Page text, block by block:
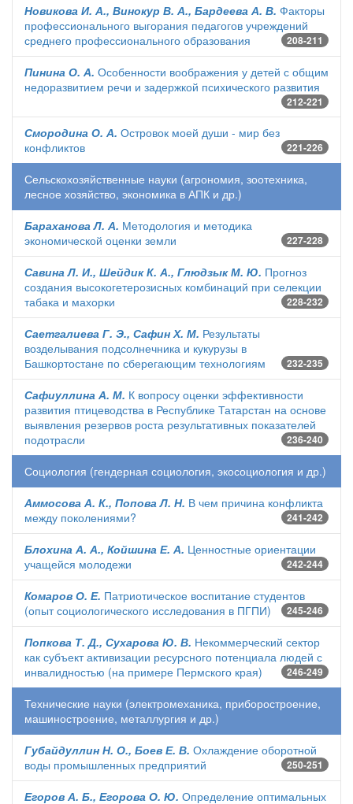
Новикова И. А., Винокур В. А., Бардеева А. В. Факторы
профессионального выгорания педагогов учреждений
среднего профессионального образования
208-211
Пинина О. А. Особенности воображения у детей с общим
недоразвитием речи и задержкой психического развития
212-221
Смородина О. А. Островок моей души - мир без
конфликтов
221-226
Сельскохозяйственные науки (агрономия, зоотехника,
лесное хозяйство, экономика в АПК и др.)
Бараханова Л. А. Методология и методика
экономической оценки земли
227-228
Савина Л. И., Шейдик К. А., Глюдзык М. Ю. Прогноз
создания высокогетерозисных комбинаций при селекции
табака и махорки
228-232
Саетгалиева Г. Э., Сафин Х. М. Результаты
возделывания подсолнечника и кукурузы в
Башкортостане по сберегающим технологиям
232-235
Сафиуллина А. М. К вопросу оценки эффективности
развития птицеводства в Республике Татарстан на основе
выявления резервов роста результативных показателей
подотрасли
236-240
Социология (гендерная социология, экосоциология и др.)
Аммосова А. К., Попова Л. Н. В чем причина конфликта
между поколениями?
241-242
Блохина А. А., Койшина Е. А. Ценностные ориентации
учащейся молодежи
242-244
Комаров О. Е. Патриотическое воспитание студентов
(опыт социологического исследования в ПГПИ)
245-246
Попкова Т. Д., Сухарова Ю. В. Некоммерческий сектор
как субъект активизации ресурсного потенциала людей с
инвалидностью (на примере Пермского края)
246-249
Технические науки (электромеханика, приборостроение,
машиностроение, металлургия и др.)
Губайдуллин Н. О., Боев Е. В. Охлаждение оборотной
воды промышленных предприятий
250-251
Егоров А. Б., Егорова О. Ю. Определение оптимальных